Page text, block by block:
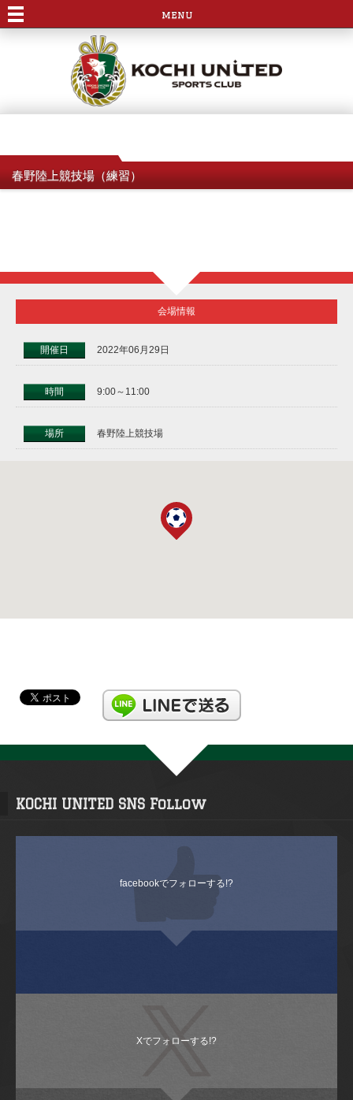
menu
春野陸上競技場（練習）
会場情報
開催日 2022年06月29日
時間 9:00～11:00
場所 春野陸上競技場
KOCHI UNITED SNS Follow
facebookでフォローする!?
Xでフォローする!?